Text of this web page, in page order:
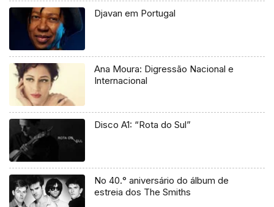
Djavan em Portugal
Ana Moura: Digressão Nacional e
Internacional
Disco A1: “Rota do Sul”
No 40.° aniversário do álbum de
estreia dos The Smiths